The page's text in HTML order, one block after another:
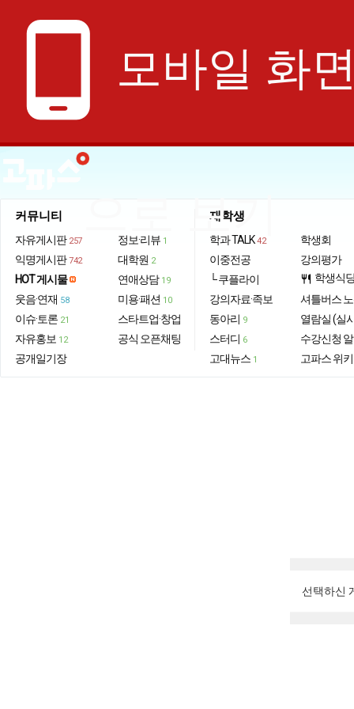
phone_android 모바일 화
으로 보기
커뮤니티
자유게시판 257
익명게시판 742
HOT 게시물
웃음·연재 58
이슈·토론 21
자유홍보 12
공개일기장
정보·리뷰 1
대학원 2
연애상담 19
미용·패션 10
스타트업·창업
공식 오픈채팅
재학생
학과 TALK 42
이중전공
└ 쿠플라이
강의자료·족보
동아리 9
스터디 6
고대뉴스 1
학생회
강의평가
restaurant 학생식
셔틀버스
열람실 (실
수강신청
고파스 위키
선택하신